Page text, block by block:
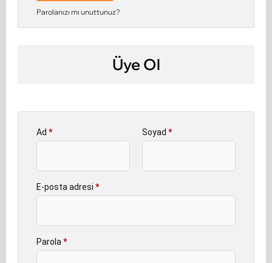
Parolanızı mı unuttunuz?
Üye Ol
Ad * Soyad *
E-posta adresi *
Parola *